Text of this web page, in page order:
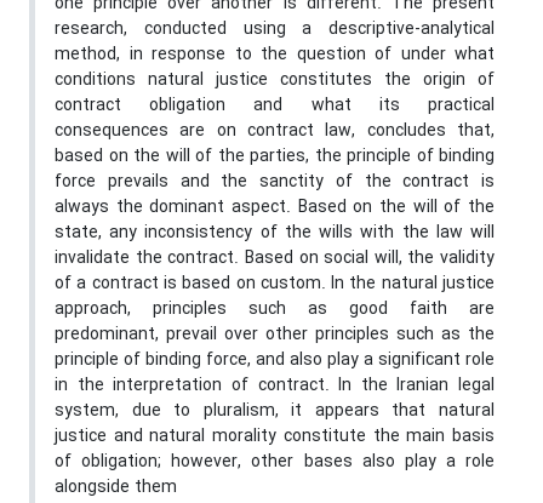
research, conducted using a descriptive-analytical
method, in response to the question of under what
conditions natural justice constitutes the origin of
contract obligation and what its practical
consequences are on contract law, concludes that,
based on the will of the parties, the principle of binding
force prevails and the sanctity of the contract is
always the dominant aspect. Based on the will of the
state, any inconsistency of the wills with the law will
invalidate the contract. Based on social will, the validity
of a contract is based on custom. In the natural justice
approach, principles such as good faith are
predominant, prevail over other principles such as the
principle of binding force, and also play a significant role
in the interpretation of contract. In the Iranian legal
system, due to pluralism, it appears that natural
justice and natural morality constitute the main basis
of obligation; however, other bases also play a role
alongside them